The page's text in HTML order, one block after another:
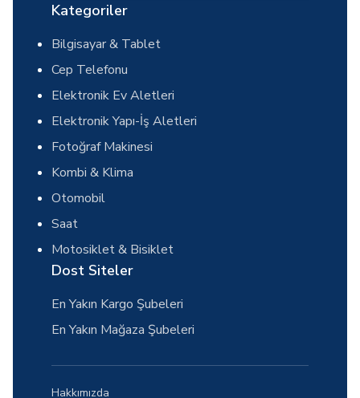
Kategoriler
Bilgisayar & Tablet
Cep Telefonu
Elektronik Ev Aletleri
Elektronik Yapı-İş Aletleri
Fotoğraf Makinesi
Kombi & Klima
Otomobil
Saat
Motosiklet & Bisiklet
Dost Siteler
En Yakın Kargo Şubeleri
En Yakın Mağaza Şubeleri
Hakkımızda